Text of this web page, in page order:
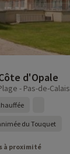
d'Opale
- Pas-de-
du Touquet
à proximité